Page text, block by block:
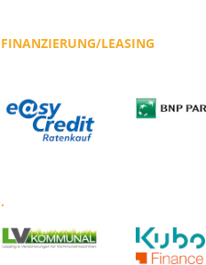
FINANZIERUNG/LEASING
.